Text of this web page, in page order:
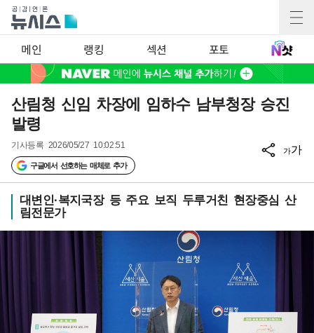
메인 랭킹 섹션 포토
산림청 신임 차장에 임하수 남부청장 승진
발령
기사등록 2026/05/27 10:02:51
구글에서 선호하는 매체로 추가
가가
대변인·복지국장 등 주요 보직 두루거친 현장중심 산
림전문가